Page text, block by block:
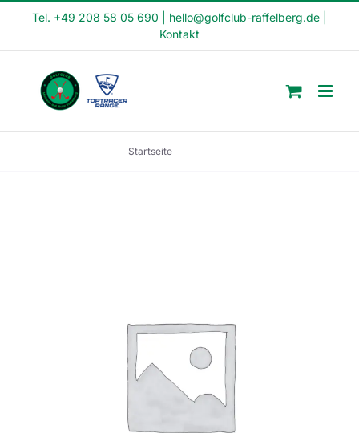
Tel. +49 208 58 05 690 hello@golfclub-raffelberg.de
Kontakt
Startseite